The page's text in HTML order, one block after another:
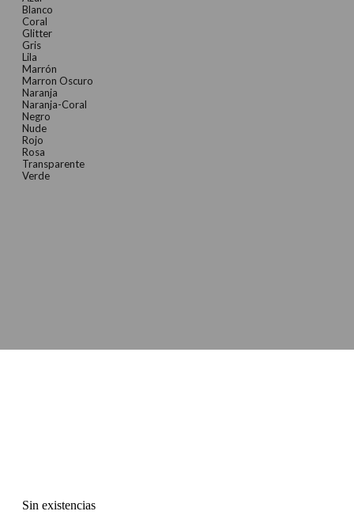
Blanco
Coral
Glitter
Gris
Lila
Marrón
Marron Oscuro
Naranja
Naranja-Coral
Negro
Nude
Rojo
Rosa
Transparente
Verde
Sin existencias